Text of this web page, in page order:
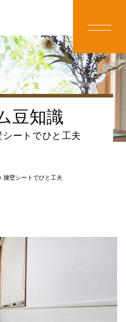
豆知識
ートでひと工夫
腰壁シートでひと工夫